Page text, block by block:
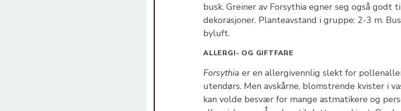
busk. Greiner av Forsythia egner seg også godt
dekorasjoner. Planteavstand i gruppe: 2-3 m.
byluft.
ALLERGI- OG GIFTFARE
Forsythia er en allergivennlig slekt for
utendørs. Men avskårne, blomstrende kvister i
kan volde besvær for mange astmatikere og